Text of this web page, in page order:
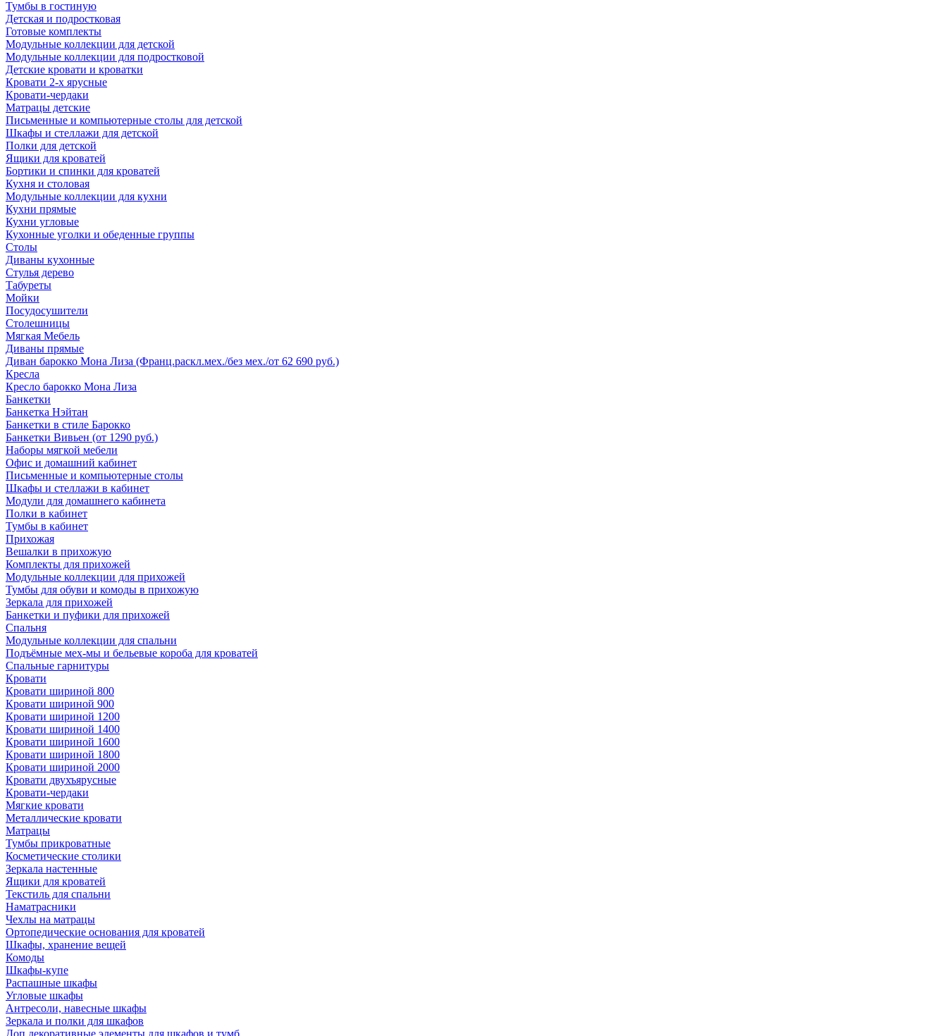
Тумбы в гостиную
Детская и подростковая
Готовые комплекты
Модульные коллекции для детской
Модульные коллекции для подростковой
Детские кровати и кроватки
Кровати 2-х ярусные
Кровати-чердаки
Матрацы детские
Письменные и компьютерные столы для детской
Шкафы и стеллажи для детской
Полки для детской
Ящики для кроватей
Бортики и спинки для кроватей
Кухня и столовая
Модульные коллекции для кухни
Кухни прямые
Кухни угловые
Кухонные уголки и обеденные группы
Столы
Диваны кухонные
Стулья дерево
Табуреты
Мойки
Посудосушители
Столешницы
Мягкая Мебель
Диваны прямые
Диван барокко Мона Лиза (Франц.раскл.мех./без мех./от 62 690 руб.)
Кресла
Кресло барокко Мона Лиза
Банкетки
Банкетка Нэйтан
Банкетки в стиле Барокко
Банкетки Вивьен (от 1290 руб.)
Наборы мягкой мебели
Офис и домашний кабинет
Письменные и компьютерные столы
Шкафы и стеллажи в кабинет
Модули для домашнего кабинета
Полки в кабинет
Тумбы в кабинет
Прихожая
Вешалки в прихожую
Комплекты для прихожей
Модульные коллекции для прихожей
Тумбы для обуви и комоды в прихожую
Зеркала для прихожей
Банкетки и пуфики для прихожей
Спальня
Модульные коллекции для спальни
Подъёмные мех-мы и бельевые короба для кроватей
Спальные гарнитуры
Кровати
Кровати шириной 800
Кровати шириной 900
Кровати шириной 1200
Кровати шириной 1400
Кровати шириной 1600
Кровати шириной 1800
Кровати шириной 2000
Кровати двухъярусные
Кровати-чердаки
Мягкие кровати
Металлические кровати
Матрацы
Тумбы прикроватные
Косметические столики
Зеркала настенные
Ящики для кроватей
Текстиль для спальни
Наматрасники
Чехлы на матрацы
Ортопедические основания для кроватей
Шкафы, хранение вещей
Комоды
Шкафы-купе
Распашные шкафы
Угловые шкафы
Антресоли, навесные шкафы
Зеркала и полки для шкафов
Доп.декоративные элементы для шкафов и тумб